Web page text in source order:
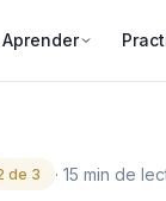
Aprender
de 3 · 15 min de